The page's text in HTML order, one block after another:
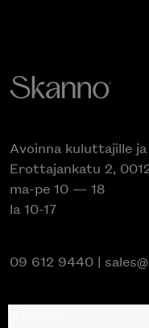
Avoinna kuluttajille
Erottajankatu 2,
ma-pe 10 — 18
la 10-17
09 612 9440 |